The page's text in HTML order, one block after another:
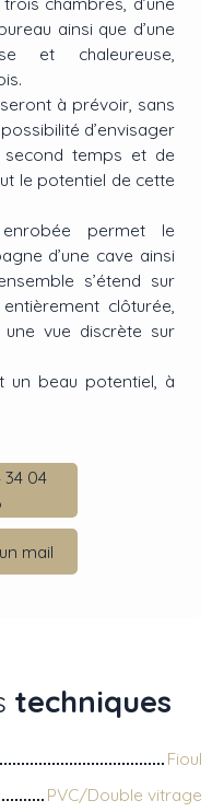
ainsi que d’une
et chaleureuse,
à prévoir, sans
d’envisager
temps et de
le potentiel de cette
permet le
d’une cave ainsi
s’étend sur
clôturée,
vue discrète sur
un beau potentiel, à
34 04
mail
techniques
Fioul
PVC/Double vitrage